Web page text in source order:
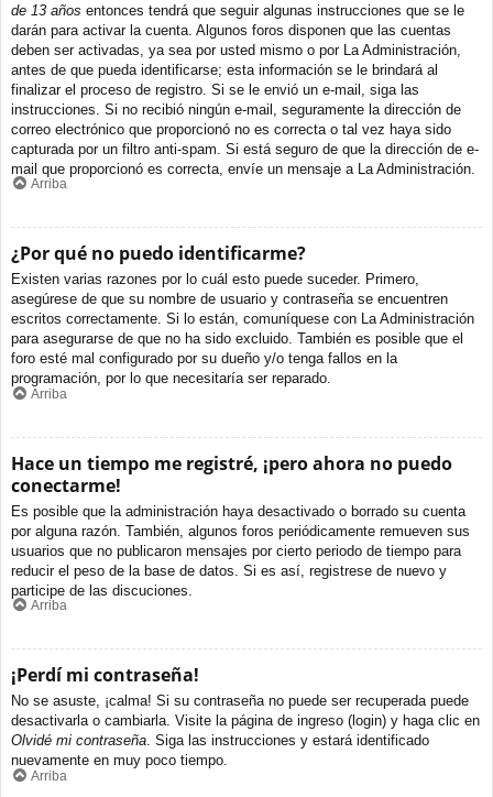
de 13 años entonces tendrá que seguir algunas instrucciones que se le
darán para activar la cuenta. Algunos foros disponen que las cuentas
deben ser activadas, ya sea por usted mismo o por La Administración,
antes de que pueda identificarse; esta información se le brindará al
finalizar el proceso de registro. Si se le envió un e-mail, siga las
instrucciones. Si no recibió ningún e-mail, seguramente la dirección de
correo electrónico que proporcionó no es correcta o tal vez haya sido
capturada por un filtro anti-spam. Si está seguro de que la dirección de e-
mail que proporcionó es correcta, envíe un mensaje a La Administración.
Arriba
¿Por qué no puedo identificarme?
Existen varias razones por lo cuál esto puede suceder. Primero,
asegúrese de que su nombre de usuario y contraseña se encuentren
escritos correctamente. Si lo están, comuníquese con La Administración
para asegurarse de que no ha sido excluido. También es posible que el
foro esté mal configurado por su dueño y/o tenga fallos en la
programación, por lo que necesitaría ser reparado.
Arriba
Hace un tiempo me registré, ¡pero ahora no puedo
conectarme!
Es posible que la administración haya desactivado o borrado su cuenta
por alguna razón. También, algunos foros periódicamente remueven sus
usuarios que no publicaron mensajes por cierto periodo de tiempo para
reducir el peso de la base de datos. Si es así, registrese de nuevo y
participe de las discuciones.
Arriba
¡Perdí mi contraseña!
No se asuste, ¡calma! Si su contraseña no puede ser recuperada puede
desactivarla o cambiarla. Visite la página de ingreso (login) y haga clic en
Olvidé mi contraseña. Siga las instrucciones y estará identificado
nuevamente en muy poco tiempo.
Arriba